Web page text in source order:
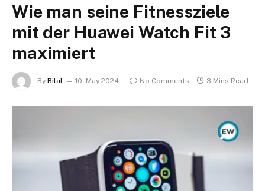
Wie man seine Fitnessziele
mit der Huawei Watch Fit 3
maximiert
By Bilal 10. May 2024 No Comments 3 Mins Read